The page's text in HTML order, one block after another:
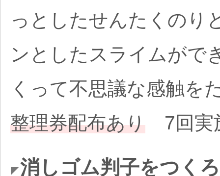
っとしたせんたくのり
ンとしたスライムがで
くって不思議な感触を
整理券配布あり 7回実
消しゴム判子をつく